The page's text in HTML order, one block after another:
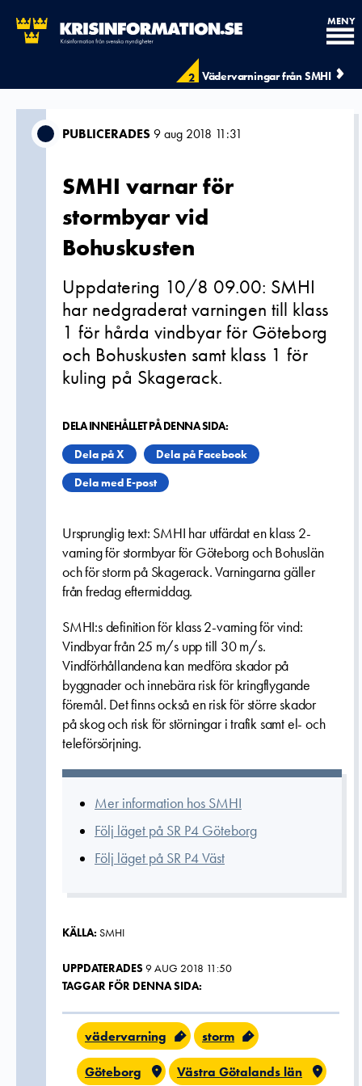
2 Vädervarningar från SMHI
MENY
PUBLICERADES9 aug 2018 11:31
SMHI varnar för
stormbyar vid
Bohuskusten
Uppdatering 10/8 09.00: SMHI
har nedgraderat varningen till klass
1 för hårda vindbyar för Göteborg
och Bohuskusten samt klass 1 för
kuling på Skagerack.
DELA INNEHÅLLET PÅ DENNA SIDA:
Dela på X
Dela på Facebook
Dela med E-post
Ursprunglig text: SMHI har utfärdat en klass 2-
varning för stormbyar för Göteborg och Bohuslän
och för storm på Skagerack. Varningarna gäller
från fredag eftermiddag.
SMHI:s definition för klass 2-varning för vind:
Vindbyar från 25 m/s upp till 30 m/s.
Vindförhållandena kan medföra skador på
byggnader och innebära risk för kringflygande
föremål. Det finns också en risk för större skador
på skog och risk för störningar i trafik samt el- och
teleförsörjning.
Mer information hos SMHI
Följ läget på SR P4 Göteborg
Följ läget på SR P4 Väst
KÄLLA: SMHI
UPPDATERADES9 AUG 2018 11:50
TAGGAR FÖR DENNA SIDA:
vädervarning storm
Göteborg Västra Götalands län